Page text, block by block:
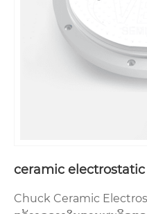
ceramic
Chuck Ceramic